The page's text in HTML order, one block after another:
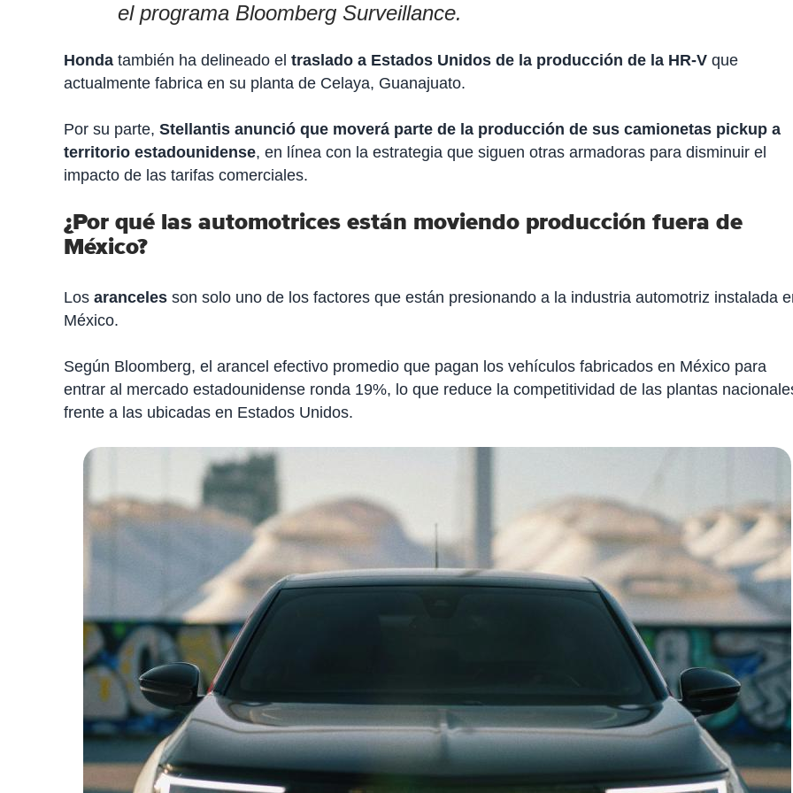
el programa Bloomberg Surveillance.
Honda también ha delineado el traslado a Estados Unidos de la producción de la HR-V que
actualmente fabrica en su planta de Celaya, Guanajuato.
Por su parte, Stellantis anunció que moverá parte de la producción de sus camionetas pickup a
territorio estadounidense, en línea con la estrategia que siguen otras armadoras para disminuir el
impacto de las tarifas comerciales.
¿Por qué las automotrices están moviendo producción fuera de
México?
Los aranceles son solo uno de los factores que están presionando a la industria automotriz instalada
México.
Según Bloomberg, el arancel efectivo promedio que pagan los vehículos fabricados en México para
entrar al mercado estadounidense ronda 19%, lo que reduce la competitividad de las plantas
frente a las ubicadas en Estados Unidos.